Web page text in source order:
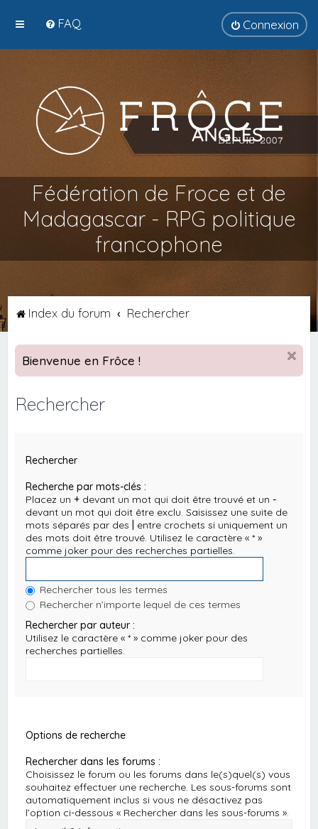
FAQ Connexion
Fédération de Froce et de
Madagascar - RPG politique
francophone
Index du forum Rechercher
Bienvenue en Frôce !
Rechercher
Rechercher
Recherche par mots-clés :
Placez un+ devant un mot qui doit être trouvé et un-
devant un mot qui doit être exclu. Saisissez une suite de
mots séparés par des
entre crochets si uniquement un
des mots doit être trouvé. Utilisez le caractère « * »
comme joker pour des recherches partielles.
Rechercher tous les termes
Rechercher n’importe lequel de ces termes
Rechercher par auteur :
Utilisez le caractère « * » comme joker pour des
recherches partielles.
Options de recherche
Rechercher dans les forums :
Choisissez le forum ou les forums dans le(s)quel(s) vous
souhaitez effectuer une recherche. Les sous-forums sont
automatiquement inclus si vous ne désactivez pas
l’option ci-dessous « Rechercher dans les sous-forums ».